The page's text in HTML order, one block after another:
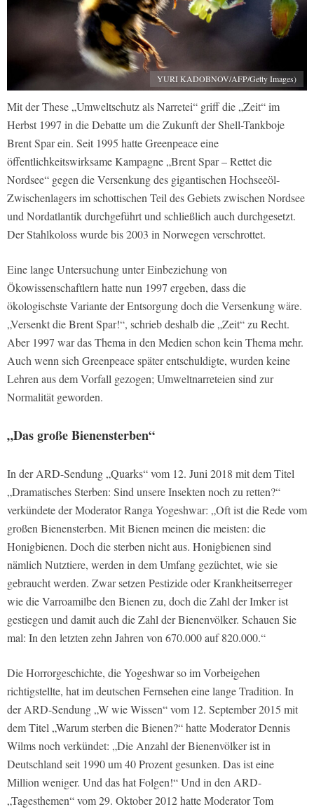
YURI KADOBNOV/AFP/Getty Images)
Mit der These „Umweltschutz als Narretei“ griff die „Zeit“ im
Herbst 1997 in die Debatte um die Zukunft der Shell-Tankboje
Brent Spar ein. Seit 1995 hatte Greenpeace eine
öffentlichkeitswirksame Kampagne „Brent Spar – Rettet die
Nordsee“ gegen die Versenkung des gigantischen Hochseeöl-
Zwischenlagers im schottischen Teil des Gebiets zwischen Nordsee
und Nordatlantik durchgeführt und schließlich auch durchgesetzt.
Der Stahlkoloss wurde bis 2003 in Norwegen verschrottet.
Eine lange Untersuchung unter Einbeziehung von
Ökowissenschaftlern hatte nun 1997 ergeben, dass die
ökologischste Variante der Entsorgung doch die Versenkung wäre.
„Versenkt die Brent Spar!“, schrieb deshalb die „Zeit“ zu Recht.
Aber 1997 war das Thema in den Medien schon kein Thema mehr.
Auch wenn sich Greenpeace später entschuldigte, wurden keine
Lehren aus dem Vorfall gezogen; Umweltnarreteien sind zur
Normalität geworden.
„Das große Bienensterben“
In der ARD-Sendung „Quarks“ vom 12. Juni 2018 mit dem Titel
„Dramatisches Sterben: Sind unsere Insekten noch zu retten?“
verkündete der Moderator Ranga Yogeshwar: „Oft ist die Rede vom
großen Bienensterben. Mit Bienen meinen die meisten: die
Honigbienen. Doch die sterben nicht aus. Honigbienen sind
nämlich Nutztiere, werden in dem Umfang gezüchtet, wie sie
gebraucht werden. Zwar setzen Pestizide oder Krankheitserreger
wie die Varroamilbe den Bienen zu, doch die Zahl der Imker ist
gestiegen und damit auch die Zahl der Bienenvölker. Schauen Sie
mal: In den letzten zehn Jahren von 670.000 auf 820.000.“
Die Horrorgeschichte, die Yogeshwar so im Vorbeigehen
richtigstellte, hat im deutschen Fernsehen eine lange Tradition. In
der ARD-Sendung „W wie Wissen“ vom 12. September 2015 mit
dem Titel „Warum sterben die Bienen?“ hatte Moderator Dennis
Wilms noch verkündet: „Die Anzahl der Bienenvölker ist in
Deutschland seit 1990 um 40 Prozent gesunken. Das ist eine
Million weniger. Und das hat Folgen!“ Und in den ARD-
„Tagesthemen“ vom 29. Oktober 2012 hatte Moderator Tom